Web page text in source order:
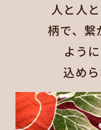
人と人
柄で、繋
よう
込め